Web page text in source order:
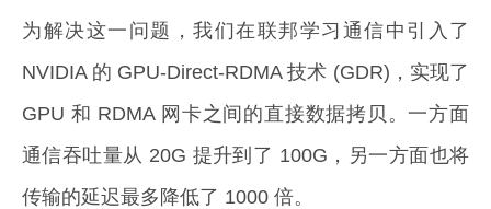
为解决这一问题，我们在联邦学习通信中引入了
NVIDIA 的 GPU-Direct-RDMA 技术 (GDR)，实现了
GPU 和 RDMA 网卡之间的直接数据拷贝。一方面
通信吞吐量从 20G 提升到了 100G，另一方面也将
传输的延迟最多降低了 1000 倍。